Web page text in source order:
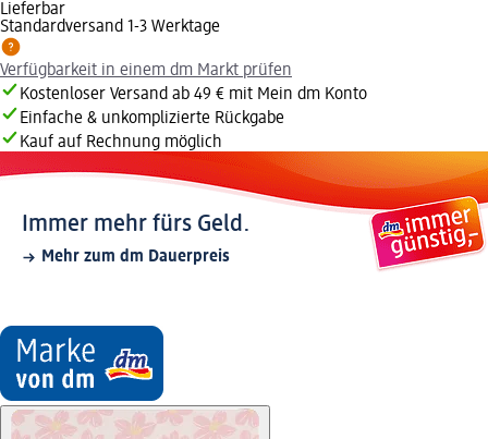
Lieferbar
Standardversand 1-3 Werktage
Verfügbarkeit in einem dm Markt prüfen
Kostenloser Versand ab 49 € mit Mein dm Konto
Einfache & unkomplizierte Rückgabe
Kauf auf Rechnung möglich
Immer mehr fürs Geld.
Mehr zum dm Dauerpreis